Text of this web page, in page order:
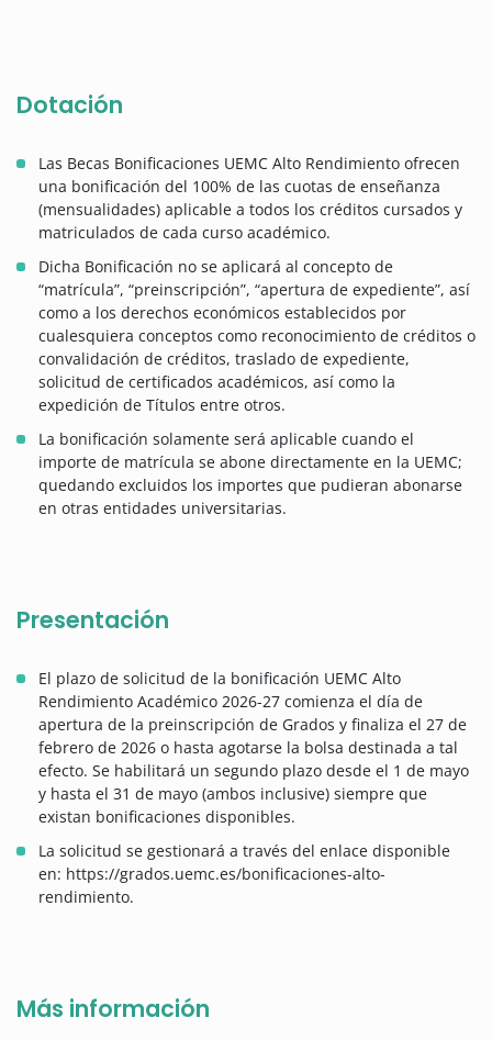
Dotación
Las Becas Bonificaciones UEMC Alto Rendimiento ofrecen
una bonificación del 100% de las cuotas de enseñanza
(mensualidades) aplicable a todos los créditos cursados y
matriculados de cada curso académico.
Dicha Bonificación no se aplicará al concepto de
“matrícula”, “preinscripción”, “apertura de expediente”, así
como a los derechos económicos establecidos por
cualesquiera conceptos como reconocimiento de créditos o
convalidación de créditos, traslado de expediente,
solicitud de certificados académicos, así como la
expedición de Títulos entre otros.
La bonificación solamente será aplicable cuando el
importe de matrícula se abone directamente en la UEMC;
quedando excluidos los importes que pudieran abonarse
en otras entidades universitarias.
Presentación
El plazo de solicitud de la bonificación UEMC Alto
Rendimiento Académico 2026-27 comienza el día de
apertura de la preinscripción de Grados y finaliza el 27 de
febrero de 2026 o hasta agotarse la bolsa destinada a tal
efecto. Se habilitará un segundo plazo desde el 1 de mayo
y hasta el 31 de mayo (ambos inclusive) siempre que
existan bonificaciones disponibles.
La solicitud se gestionará a través del enlace disponible
en: https://grados.uemc.es/bonificaciones-alto-
rendimiento.
Más información